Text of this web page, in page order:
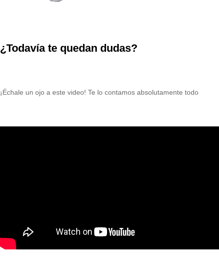
¿Todavía te quedan dudas?
¡Échale un ojo a este video! Te lo contamos absolutamente todo